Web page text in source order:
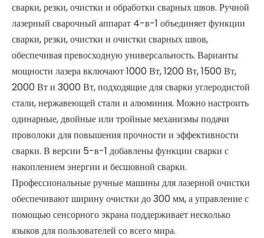
сварки, резки, очистки и обработки сварных швов. Ручной
лазерный сварочный аппарат 4-в-1 объединяет функции
сварки, резки, очистки и очистки сварных швов,
обеспечивая превосходную универсальность. Варианты
мощности лазера включают 1000 Вт, 1200 Вт, 1500 Вт,
2000 Вт и 3000 Вт, подходящие для сварки углеродистой
стали, нержавеющей стали и алюминия. Можно настроить
одинарные, двойные или тройные механизмы подачи
проволоки для повышения прочности и эффективности
сварки. В версии 5-в-1 добавлены функции сварки с
накоплением энергии и бесшовной сварки.
Профессиональные ручные машины для лазерной очистки
обеспечивают ширину очистки до 300 мм, а управление с
помощью сенсорного экрана поддерживает несколько
языков для пользователей со всего мира.